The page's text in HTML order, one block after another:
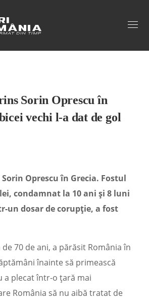
Sorin Oprescu în
vechi l-a dat de gol
Oprescu în Grecia. Fostul
condamnat la 10 ani și 8 luni
un dosar de corupție, a fost
de 70 de ani,a părăsit România în
înainte să primească
a plecat într-o țară mai
România să nu aibă tratat de